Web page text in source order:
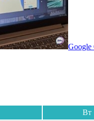
Google
Вт